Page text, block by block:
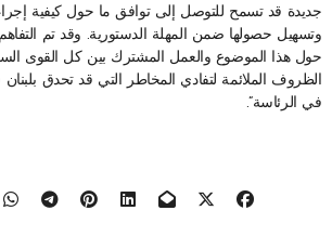
جديدة قد تسمح للتوصل إلى توافق ما حول كيفية إجراء
وتسهيل حصولها ضمن المهلة الدستورية. وقد تم
حول هذا الموضوع والعمل المشترك بين كل القوى
الظروف الملائمة لتفادي المخاطر التي قد تحدق
في الرئاسة”.